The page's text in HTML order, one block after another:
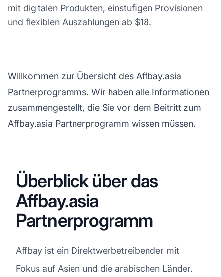
mit digitalen Produkten, einstuﬁgen Provisionen
und flexiblen Auszahlungen ab $18.
Willkommen zur Übersicht des Affbay.asia
Partnerprogramms. Wir haben alle Informationen
zusammengestellt, die Sie vor dem Beitritt zum
Affbay.asia Partnerprogramm wissen müssen.
Überblick über das
Affbay.asia
Partnerprogramm
Affbay ist ein Direktwerbetreibender mit
Fokus auf Asien und die arabischen Länder.